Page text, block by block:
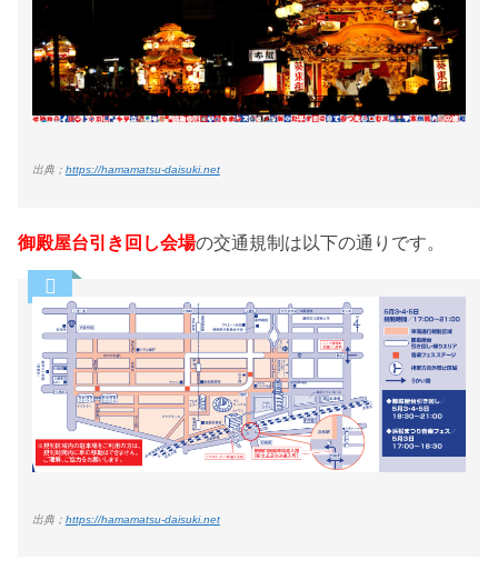
出典； https://hamamatsu-daisuki.net
御殿屋台引き回し会場の交通規制は以下の通りです。
出典； https://hamamatsu-daisuki.net